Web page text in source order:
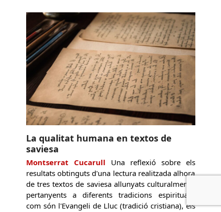
La qualitat humana en textos de
saviesa
Montserrat Cucarull Una reflexió sobre els
resultats obtinguts d'una lectura realitzada alhora
de tres textos de saviesa allunyats culturalment i
pertanyents a diferents tradicions espirituals,
com són l'Evangeli de Lluc (tradició cristiana), els